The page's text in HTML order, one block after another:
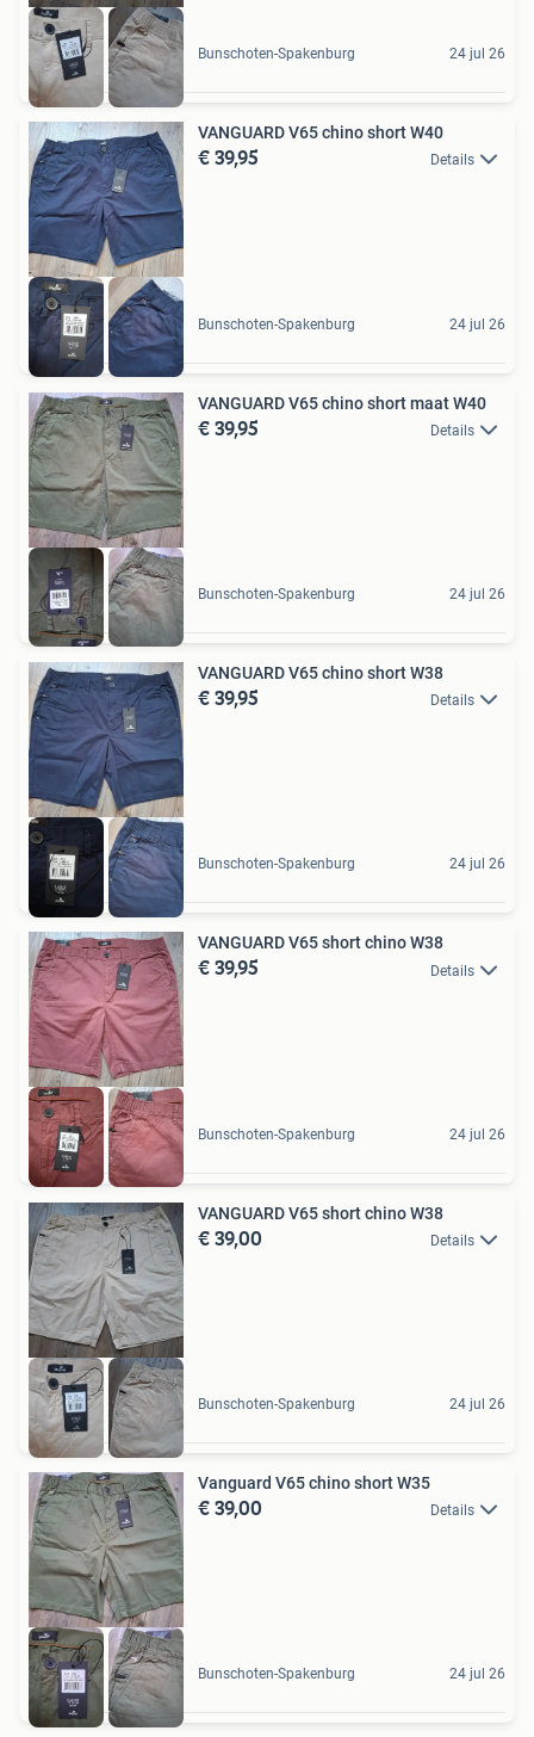
Bunschoten-Spakenburg 24 jul 26
VANGUARD V65 chino short W40
€ 39,95 Details
Bunschoten-Spakenburg 24 jul 26
VANGUARD V65 chino short maat W40
€ 39,95 Details
Bunschoten-Spakenburg 24 jul 26
VANGUARD V65 chino short W38
€ 39,95 Details
Bunschoten-Spakenburg 24 jul 26
VANGUARD V65 short chino W38
€ 39,95 Details
Bunschoten-Spakenburg 24 jul 26
VANGUARD V65 short chino W38
€ 39,00 Details
Bunschoten-Spakenburg 24 jul 26
Vanguard V65 chino short W35
€ 39,00 Details
Bunschoten-Spakenburg 24 jul 26